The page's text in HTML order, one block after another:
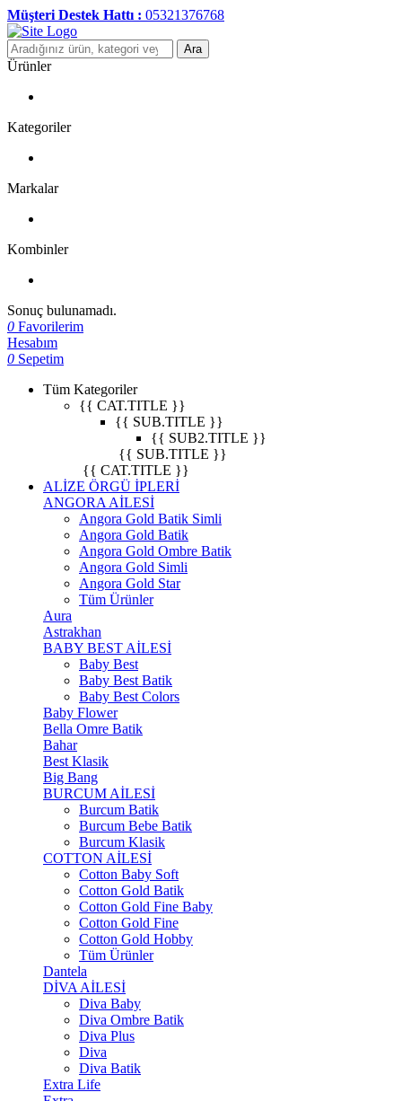
Müşteri Destek Hattı : 05321376768
Ara
Ürünler
Kategoriler
Markalar
Kombinler
Sonuç bulunamadı.
0 Favorilerim
Hesabım
0 Sepetim
Tüm Kategoriler
{{ CAT.TITLE }}
{{ SUB.TITLE }}
{{ SUB2.TITLE }}
{{ SUB.TITLE }}
{{ CAT.TITLE }}
ALİZE ÖRGÜ İPLERİ
ANGORA AİLESİ
Angora Gold Batik Simli
Angora Gold Batik
Angora Gold Ombre Batik
Angora Gold Simli
Angora Gold Star
Tüm Ürünler
Aura
Astrakhan
BABY BEST AİLESİ
Baby Best
Baby Best Batik
Baby Best Colors
Baby Flower
Bella Omre Batik
Bahar
Best Klasik
Big Bang
BURCUM AİLESİ
Burcum Batik
Burcum Bebe Batik
Burcum Klasik
COTTON AİLESİ
Cotton Baby Soft
Cotton Gold Batik
Cotton Gold Fine Baby
Cotton Gold Fine
Cotton Gold Hobby
Tüm Ürünler
Dantela
DİVA AİLESİ
Diva Baby
Diva Ombre Batik
Diva Plus
Diva
Diva Batik
Extra Life